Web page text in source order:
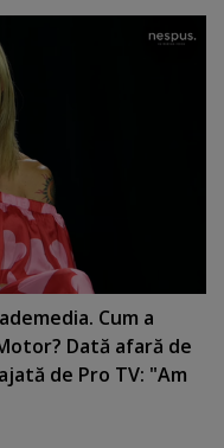
Cum a
Dată afară de
de Pro TV: "Am